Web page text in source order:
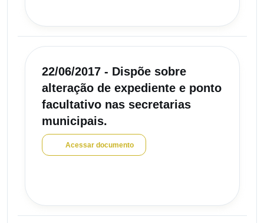
22/06/2017 - Dispõe sobre
alteração de expediente e ponto
facultativo nas secretarias
municipais.
Acessar documento